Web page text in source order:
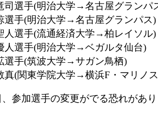
司選手(明治大学→名古屋グランパ
選手(明治大学→名古屋グランパス)
人選手(流通経済大学→柏レイソル)
人選手(明治大学→ベガルタ仙台)
選手(筑波大学→サガン鳥栖)
真(関東学院大学→横浜F・マリノ
参加選手の変更がでる恐れがあ